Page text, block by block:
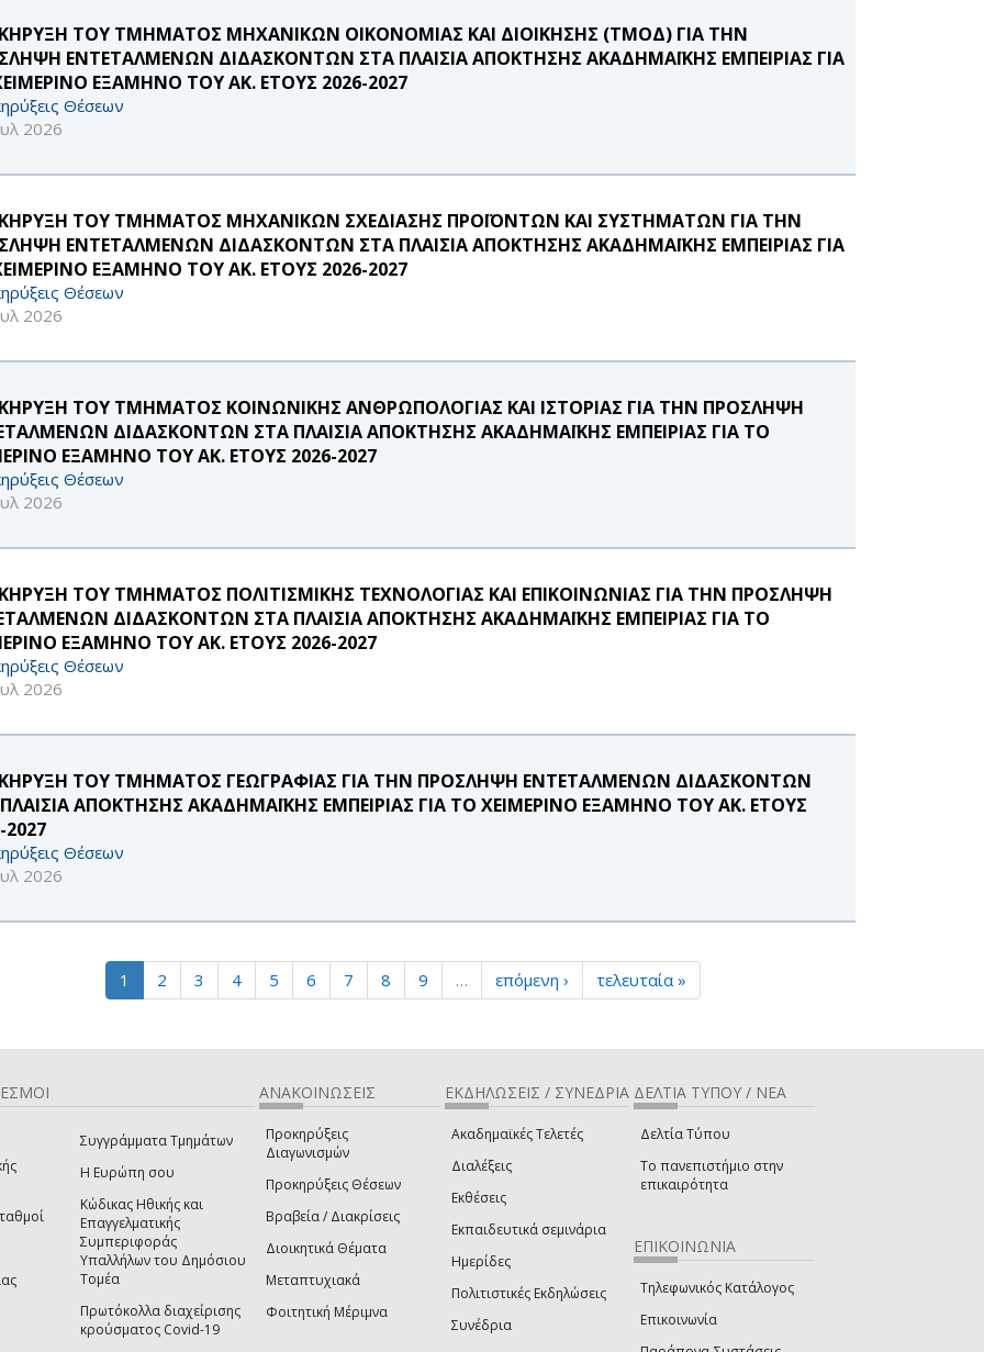
ΤΟΥ ΤΜΗΜΑΤΟΣ ΜΗΧΑΝΙΚΩΝ ΟΙΚΟΝΟΜΙΑΣ ΚΑΙ ΔΙΟΙΚΗΣΗΣ (ΤΜΟΔ) ΓΙΑ ΤΗΝ
ΕΝΤΕΤΑΛΜΕΝΩΝ ΔΙΔΑΣΚΟΝΤΩΝ ΣΤΑ ΠΛΑΙΣΙΑ ΑΠΟΚΤΗΣΗΣ ΑΚΑΔΗΜΑΪΚΗΣ ΕΜΠΕΙΡΙΑΣ ΓΙΑ
ΕΞΑΜΗΝΟ ΤΟΥ ΑΚ. ΕΤΟΥΣ 2026-2027
Θέσεων
2026
ΤΟΥ ΤΜΗΜΑΤΟΣ ΜΗΧΑΝΙΚΩΝ ΣΧΕΔΙΑΣΗΣ ΠΡΟΪΟΝΤΩΝ ΚΑΙ ΣΥΣΤΗΜΑΤΩΝ ΓΙΑ ΤΗΝ
ΕΝΤΕΤΑΛΜΕΝΩΝ ΔΙΔΑΣΚΟΝΤΩΝ ΣΤΑ ΠΛΑΙΣΙΑ ΑΠΟΚΤΗΣΗΣ ΑΚΑΔΗΜΑΪΚΗΣ ΕΜΠΕΙΡΙΑΣ ΓΙΑ
ΕΞΑΜΗΝΟ ΤΟΥ ΑΚ. ΕΤΟΥΣ 2026-2027
Θέσεων
2026
ΤΟΥ ΤΜΗΜΑΤΟΣ ΚΟΙΝΩΝΙΚΗΣ ΑΝΘΡΩΠΟΛΟΓΙΑΣ ΚΑΙ ΙΣΤΟΡΙΑΣ ΓΙΑ ΤΗΝ ΠΡΟΣΛΗΨΗ
ΔΙΔΑΣΚΟΝΤΩΝ ΣΤΑ ΠΛΑΙΣΙΑ ΑΠΟΚΤΗΣΗΣ ΑΚΑΔΗΜΑΪΚΗΣ ΕΜΠΕΙΡΙΑΣ ΓΙΑ ΤΟ
ΕΞΑΜΗΝΟ ΤΟΥ ΑΚ. ΕΤΟΥΣ 2026-2027
Θέσεων
2026
ΤΟΥ ΤΜΗΜΑΤΟΣ ΠΟΛΙΤΙΣΜΙΚΗΣ ΤΕΧΝΟΛΟΓΙΑΣ ΚΑΙ ΕΠΙΚΟΙΝΩΝΙΑΣ ΓΙΑ ΤΗΝ ΠΡΟΣΛΗΨΗ
ΔΙΔΑΣΚΟΝΤΩΝ ΣΤΑ ΠΛΑΙΣΙΑ ΑΠΟΚΤΗΣΗΣ ΑΚΑΔΗΜΑΪΚΗΣ ΕΜΠΕΙΡΙΑΣ ΓΙΑ ΤΟ
ΕΞΑΜΗΝΟ ΤΟΥ ΑΚ. ΕΤΟΥΣ 2026-2027
Θέσεων
2026
ΤΟΥ ΤΜΗΜΑΤΟΣ ΓΕΩΓΡΑΦΙΑΣ ΓΙΑ ΤΗΝ ΠΡΟΣΛΗΨΗ ΕΝΤΕΤΑΛΜΕΝΩΝ ΔΙΔΑΣΚΟΝΤΩΝ
ΑΠΟΚΤΗΣΗΣ ΑΚΑΔΗΜΑΪΚΗΣ ΕΜΠΕΙΡΙΑΣ ΓΙΑ ΤΟ ΧΕΙΜΕΡΙΝΟ ΕΞΑΜΗΝΟ ΤΟΥ ΑΚ. ΕΤΟΥΣ
2027
Θέσεων
2026
1 2 3 4 5 6 7 8 9 … επόμενη › τελευταία »
Συγγράμματα Τμημάτων
Η Ευρώπη σου
Κώδικας Ηθικής και
Επαγγελματικής
Συμπεριφοράς
Υπαλλήλων του Δημόσιου
Τομέα
Πρωτόκολλα διαχείρισης
κρούσματος Covid-19
ΑΝΑΚΟΙΝΩΣΕΙΣ
Προκηρύξεις
Διαγωνισμών
Προκηρύξεις Θέσεων
Βραβεία / Διακρίσεις
Διοικητικά Θέματα
Μεταπτυχιακά
Φοιτητική Μέριμνα
ΕΚΔΗΛΩΣΕΙΣ / ΣΥΝΕΔΡΙΑ
Ακαδημαϊκές Τελετές
Διαλέξεις
Εκθέσεις
Εκπαιδευτικά σεμινάρια
Ημερίδες
Πολιτιστικές Εκδηλώσεις
Συνέδρια
ΔΕΛΤΙΑ ΤΥΠΟΥ / ΝΕΑ
Δελτία Τύπου
Το πανεπιστήμιο στην
επικαιρότητα
ΕΠΙΚΟΙΝΩΝΙΑ
Τηλεφωνικός Κατάλογος
Επικοινωνία